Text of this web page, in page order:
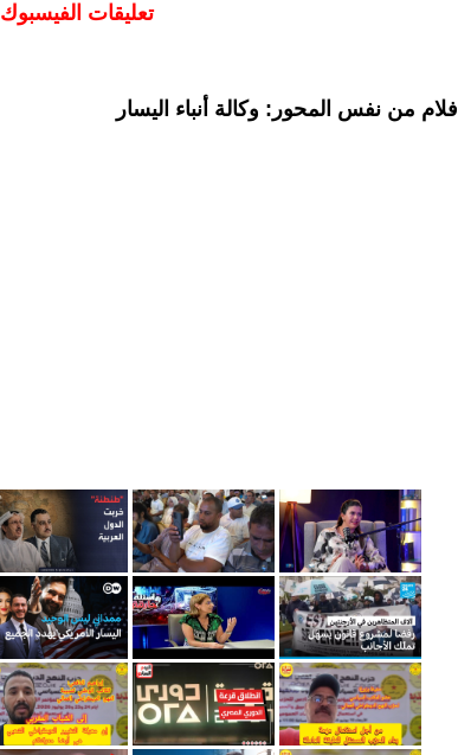
تعليقات الفيسبوك
افلام من نفس المحور: وكالة أنباء اليسار